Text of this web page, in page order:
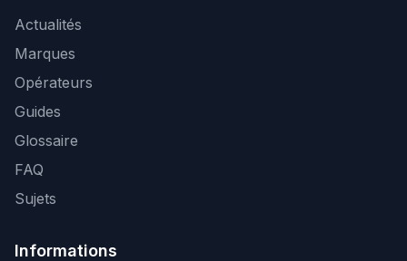
Actualités
Marques
Opérateurs
Guides
Glossaire
FAQ
Sujets
Informations